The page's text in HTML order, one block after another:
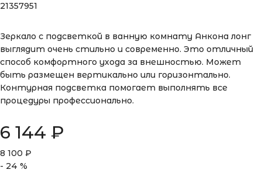
21357951
Зеркало с подсветкой в ванную комнату Анкона лонг
выглядит очень стильно и современно. Это отличный
способ комфортного ухода за внешностью. Может
быть размещен вертикально или горизонтально.
Контурная подсветка помогает выполнять все
процедуры профессионально.
6 144 ₽
8 100 ₽
- 24 %